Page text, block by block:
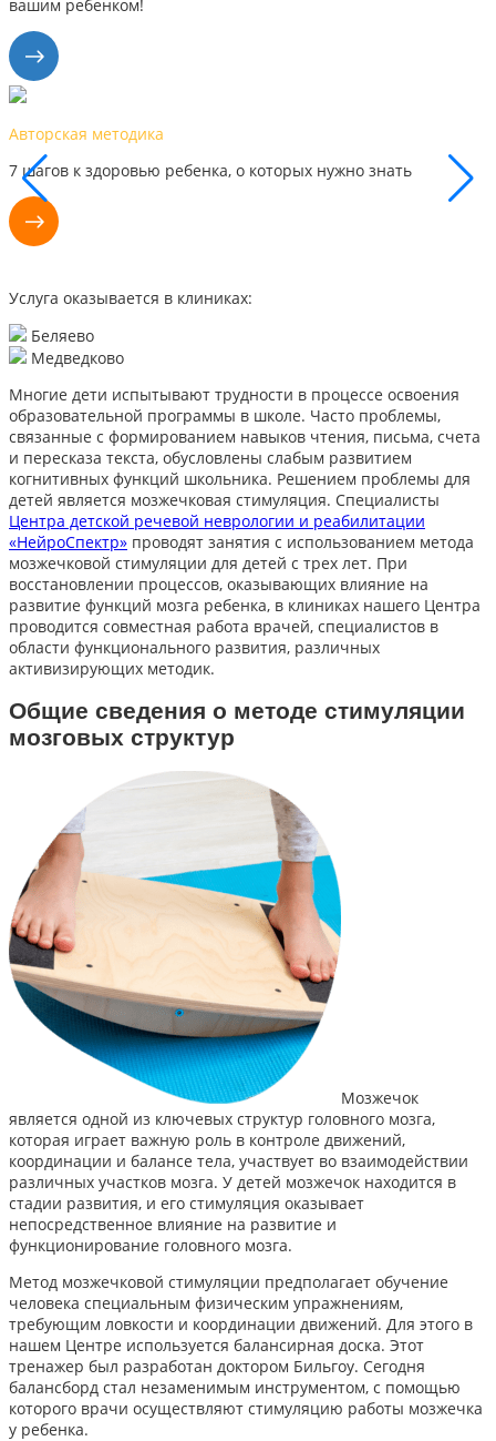
вашим ребенком!
которых нужно знать
Каждый день мы видим
поэтому уверены, что
Услуга оказывается в клиниках:
Беляево
Медведково
Многие дети испытывают трудности в процессе освоения
образовательной программы в школе. Часто проблемы,
связанные с формированием навыков чтения, письма, счета
и пересказа текста, обусловлены слабым развитием
когнитивных функций школьника. Решением проблемы для
детей является мозжечковая стимуляция. Специалисты
Центра детской речевой неврологии и реабилитации
«НейроСпектр» проводят занятия с использованием метода
мозжечковой стимуляции для детей с трех лет. При
восстановлении процессов, оказывающих влияние на
развитие функций мозга ребенка, в клиниках нашего Центра
проводится совместная работа врачей, специалистов в
области функционального развития, различных
активизирующих методик.
Общие сведения о методе стимуляции
мозговых структур
Мозжечок
является одной из ключевых структур головного мозга,
которая играет важную роль в контроле движений,
координации и балансе тела, участвует во взаимодействии
различных участков мозга. У детей мозжечок находится в
стадии развития, и его стимуляция оказывает
непосредственное влияние на развитие и
функционирование головного мозга.
Метод мозжечковой стимуляции предполагает обучение
человека специальным физическим упражнениям,
требующим ловкости и координации движений. Для этого в
нашем Центре используется балансирная доска. Этот
тренажер был разработан доктором Бильгоу. Сегодня
балансборд стал незаменимым инструментом, с помощью
которого врачи осуществляют стимуляцию работы мозжечка
у ребенка.